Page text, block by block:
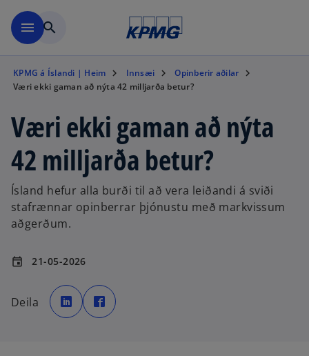
menu search
KPMG á Íslandi | Heim Innsæi
Opinberir aðilar
Væri ekki gaman að nýta 42 milljarða betur?
Væri ekki gaman að nýta
42 milljarða betur?
Ísland hefur alla burði til að vera leiðandi á sviði
stafrænnar opinberrar þjónustu með markvissum
aðgerðum.
event 21-05-2026
Deila
o
p
e
n
p
e